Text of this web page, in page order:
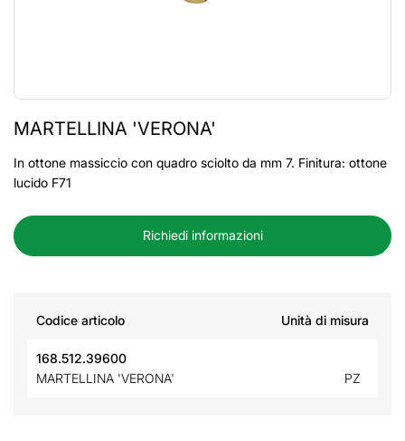
MARTELLINA 'VERONA'
In ottone massiccio con quadro sciolto da mm 7. Finitura: ottone
lucido F71
Richiedi informazioni
Codice articolo Unità di misura
168.512.39600
MARTELLINA 'VERONA'
PZ